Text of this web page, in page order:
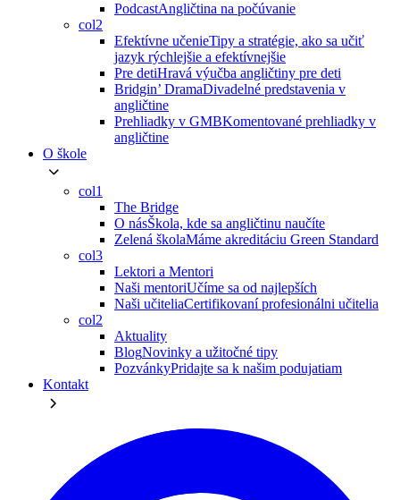
PodcastAngličtina na počúvanie
col2
Efektívne učenieTipy a stratégie, ako sa učiť
jazyk rýchlejšie a efektívnejšie
Pre detiHravá výučba angličtiny pre deti
Bridgin’ DramaDivadelné predstavenia v
angličtine
Prehliadky v GMBKomentované prehliadky v
angličtine
O škole
col1
The Bridge
O násŠkola, kde sa angličtinu naučíte
Zelená školaMáme akreditáciu Green Standard
col3
Lektori a Mentori
Naši mentoriUčíme sa od najlepších
Naši učiteliaCertifikovaní profesionálni učitelia
col2
Aktuality
BlogNovinky a užitočné tipy
PozvánkyPridajte sa k našim podujatiam
Kontakt